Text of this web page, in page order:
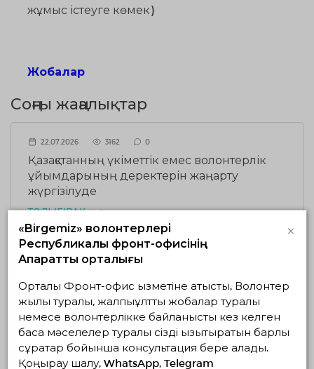
жұмыс істеуге көмек)
Жобалар
Соңғы жаңалықтар
22.07.2026 3162 0
Қазақстанның үкіметтік емес волонтерлік
ұйымдарының деректерін жаңарту
жүргізілуде
ТОЛЫҒЫРАҚ
Ұлттық волонтерлік желіде Шанхай
қаласының Әлеуметтік жұмыс
департаментінің делегациясымен кездесу
өтті
ТОЛЫҒЫРАҚ
«Birgemiz» волонтерлері
Республикалық фронт-офисінің
Ақпараттық орталығы
×
Орталық Фронт-офис қызметіне қатысты, Волонтер
жылы туралы, жалпыұлттық жобалар туралы
немесе волонтерлікке байланысты кез келген
басқа мәселелер туралы сізді қызықтыратын барлық
сұрақтар бойынша консультация бере алады.
Қоңырау шалу, WhatsApp, Telegram